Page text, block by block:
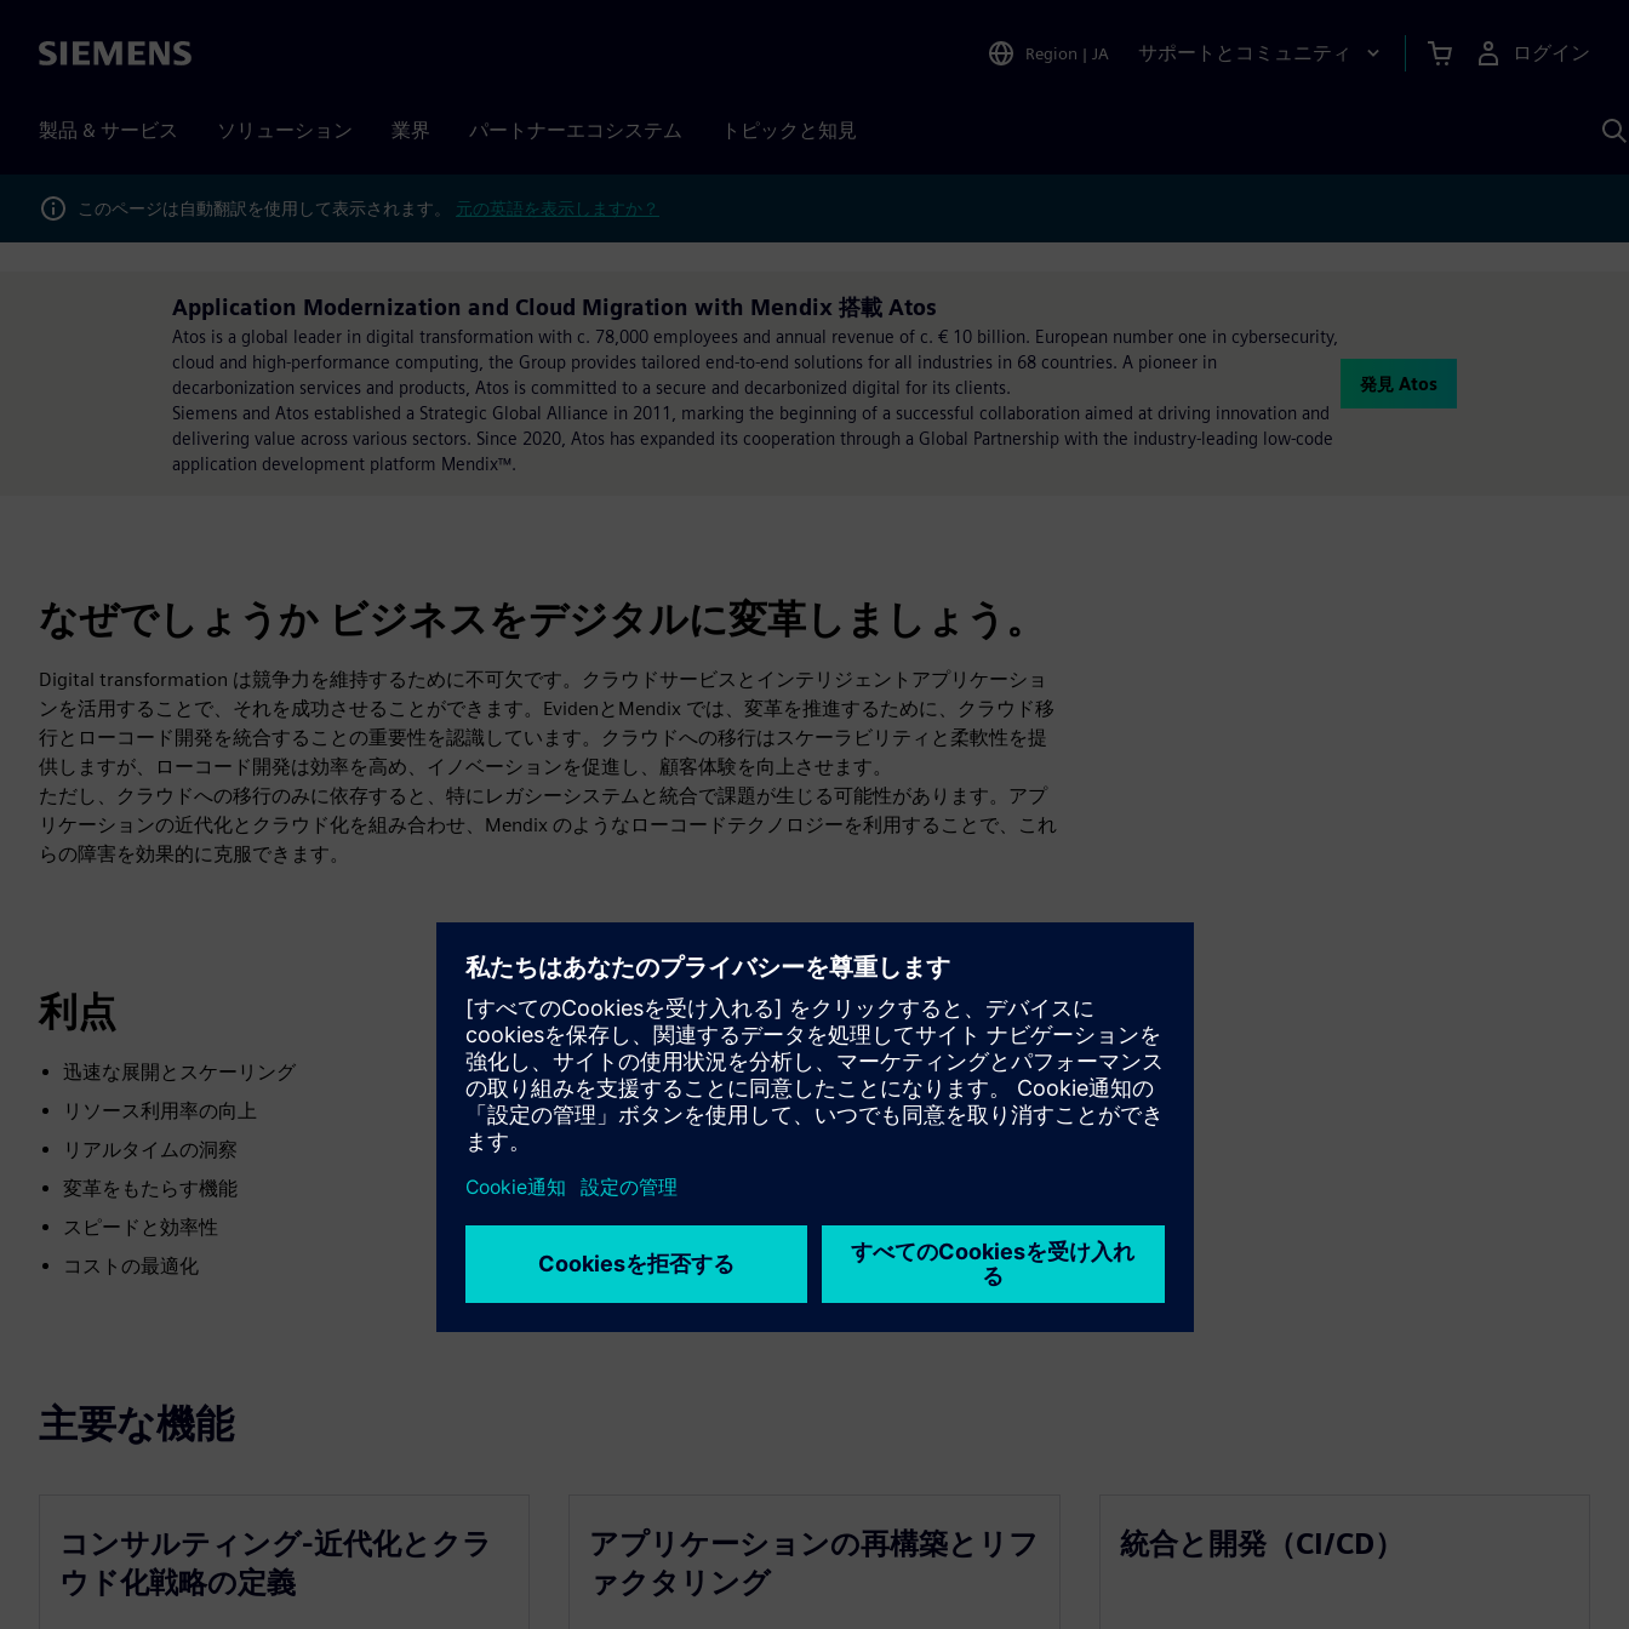
Siemens Region | JA サポートとコミュニティ ログイン
製品 & サービス ソリューション 業界 パートナーエコシステム トピックと知見
このページは自動翻訳を使用して表示されます。 元の英語を表示しますか？
Application Modernization and Cloud Migration with Mendix 搭載 Atos
Atos is a global leader in digital transformation with c. 78,000 employees and annual revenue of c. € 10 billion. European number one in cybersecurity,
cloud and high-performance computing, the Group provides tailored end-to-end solutions for all industries in 68 countries. A pioneer in
decarbonization services and products, Atos is committed to a secure and decarbonized digital for its clients.
Siemens and Atos established a Strategic Global Alliance in 2011, marking the beginning of a successful collaboration aimed at driving innovation and
delivering value across various sectors. Since 2020, Atos has expanded its cooperation through a Global Partnership with the industry-leading low-code
application development platform Mendix™.
発見 Atos
なぜでしょうか ビジネスをデジタルに変革しましょう。
Digital transformation は競争力を維持するために不可欠です。クラウドサービスとインテリジェントアプリケーショ
ンを活用することで、それを成功させることができます。EvidenとMendix では、変革を推進するために、クラウド移
行とローコード開発を統合することの重要性を認識しています。クラウドへの移行はスケーラビリティと柔軟性を提
供しますが、ローコード開発は効率を高め、イノベーションを促進し、顧客体験を向上させます。
ただし、クラウドへの移行のみに依存すると、特にレガシーシステムと統合で課題が生じる可能性があります。アプ
リケーションの近代化とクラウド化を組み合わせ、Mendix のようなローコードテクノロジーを利用することで、これ
らの障害を効果的に克服できます。
利点
迅速な展開とスケーリング
リソース利用率の向上
リアルタイムの洞察
変革をもたらす機能
スピードと効率性
コストの最適化
主要な機能
コンサルティング-近代化とクラ
ウド化戦略の定義
アプリケーションの再構築とリフ
ァクタリング
統合と開発（CI/CD）